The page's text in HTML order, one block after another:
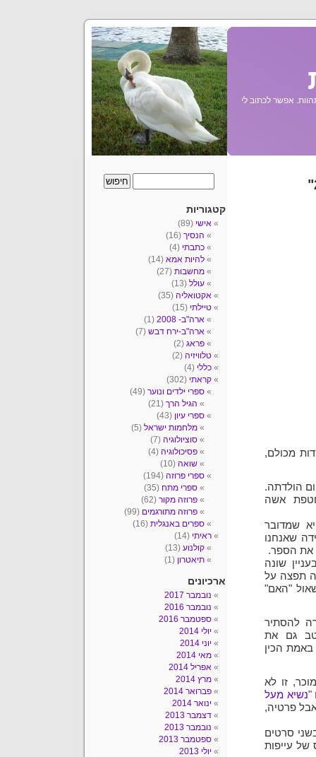
אפשר לכתוב לי
מכולם,
הולדתה.
אשה
שמדובר
שאנחנו
את הספר.
שונה
תפצה על
"האם"
להסתיר
גם את
באמת הכין
זו לא
"נשיא מעל
פרטיה,
סרטים
של עייפות
קטגוריות
אישי (89)
הנסיך (16)
כתבתי (4)
להיות אמא (14)
מחשבות (27)
עולל (13)
אקטואליה (35)
טיילתי (15)
ארה"ב- 2008
(1)
ארה"ב-ירח דבש (7)
פראג (2)
טלוויזיה (2)
כללי (4)
קראתי (302)
ספרי ילדים ונוער (49)
הגיל הרך (21)
ספרי עיון (43)
מלחמות ישראל (5)
סוציולוגיה (7)
פסיכולוגיה (4)
שואה (10)
ספרי פרוזה (194)
ספרי מתח (35)
פרוזה מקור (62)
פרוזה מתורגמים (99)
ספרים באנגלית (16)
ראיתי (14)
קולנוע (13)
תיאטרון (1)
ארכיונים
נובמבר 2017
נובמבר 2016
ספטמבר 2016
יולי 2014
יוני 2014
מאי 2014
אפריל 2014
מרץ 2014
פברואר 2014
ינואר 2014
דצמבר 2013
נובמבר 2013
ספטמבר 2013
יולי 2013